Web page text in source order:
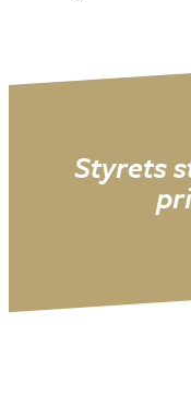
Styrets